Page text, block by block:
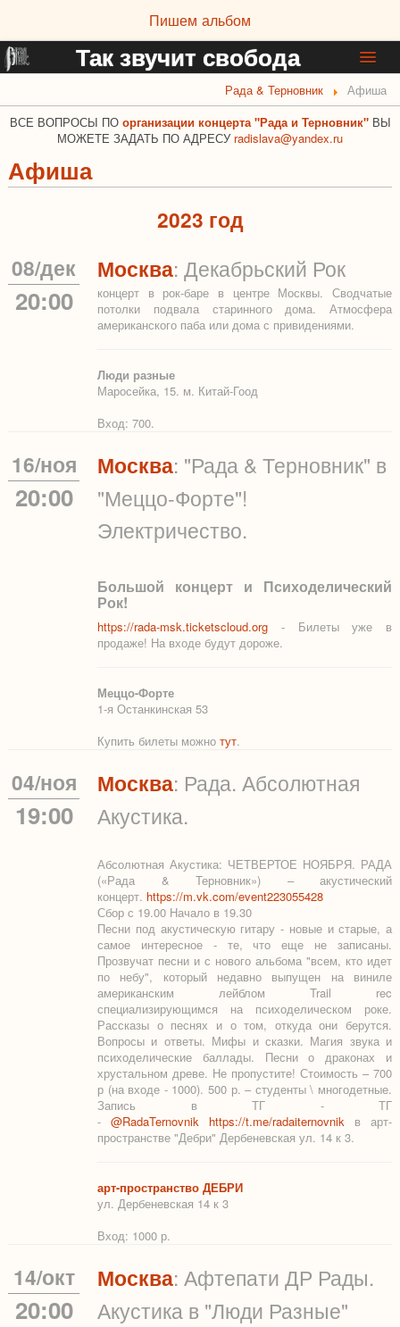
Пишем альбом
Так звучит свобода
Афиша
Информация о группе
Дискография
Музыка и видео
Тексты и стихи
Интервью и статьи
Ссылки
Рада & Терновник
Афиша
ВСЕ ВОПРОСЫ ПО организации концерта "Рада и Терновник" ВЫ
МОЖЕТЕ ЗАДАТЬ ПО АДРЕСУ radislava@yandex.ru
Афиша
2023 год
08/дек
20:00
Москва: Декабрьский Рок
концерт в рок-баре в центре Москвы. Сводчатые
потолки подвала старинного дома. Атмосфера
американского паба или дома с привидениями.
Люди разные
Маросейка, 15. м. Китай-Гоод
Вход: 700.
16/ноя
20:00
Москва: "Рада & Терновник" в
"Меццо-Форте"!
Электричество.
Большой концерт и Психоделический
Рок!
https://rada-msk.ticketscloud.org - Билеты уже в
продаже! На входе будут дороже.
Меццо-Форте
1-я Останкинская 53
Купить билеты можно тут.
04/ноя
19:00
Москва: Рада. Абсолютная
Акустика.
Абсолютная Акустика: ЧЕТВЕРТОЕ НОЯБРЯ. РАДА
(«Рада & Терновник») – акустический
концерт. https://m.vk.com/event223055428
Сбор с 19.00 Начало в 19.30
Песни под акустическую гитару - новые и старые, а
самое интересное - те, что еще не записаны.
Прозвучат песни и с нового альбома "всем, кто идет
по небу", который недавно выпущен на виниле
американским лейблом Trail rec
специализирующимся на психоделическом роке.
Рассказы о песнях и о том, откуда они берутся.
Вопросы и ответы. Мифы и сказки. Магия звука и
психоделические баллады. Песни о драконах и
хрустальном древе. Не пропустите! Стоимость – 700
р (на входе - 1000). 500 р. – студенты \ многодетные.
Запись в ТГ - ТГ
- @RadaTernovnik https://t.me/radaiternovnik в арт-
пространстве "Дебри" Дербеневская ул. 14 к 3.
арт-пространство ДЕБРИ
ул. Дербеневская 14 к 3
Вход: 1000 р.
14/окт
20:00
Москва: Афтепати ДР Рады.
Акустика в "Люди Разные"